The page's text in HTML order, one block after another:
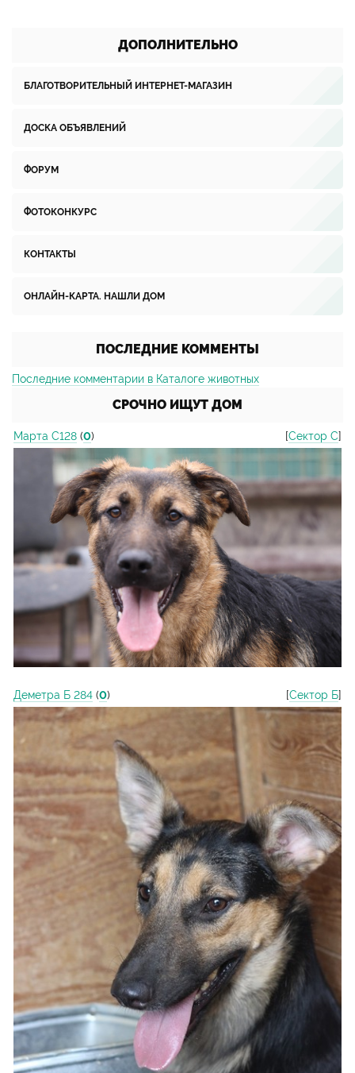
ДОПОЛНИТЕЛЬНО
БЛАГОТВОРИТЕЛЬНЫЙ ИНТЕРНЕТ-МАГАЗИН
ДОСКА ОБЪЯВЛЕНИЙ
ФОРУМ
ФОТОКОНКУРС
КОНТАКТЫ
ОНЛАЙН-КАРТА. НАШЛИ ДОМ
ПОСЛЕДНИЕ КОММЕНТЫ
Последние комментарии в Каталоге животных
СРОЧНО ИЩУТ ДОМ
Марта С128 (0) [Сектор С]
Деметра Б 284 (0) [Сектор Б]